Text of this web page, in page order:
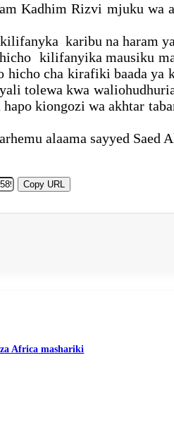
Kadhim Rizvi mjuku wa
Kwenye
karibu na haram
mausiku matatu
baada ya
tolewa kwa
kiongozi wa akhtar
alaama sayyed Saed
Copy URL
Africa mashariki